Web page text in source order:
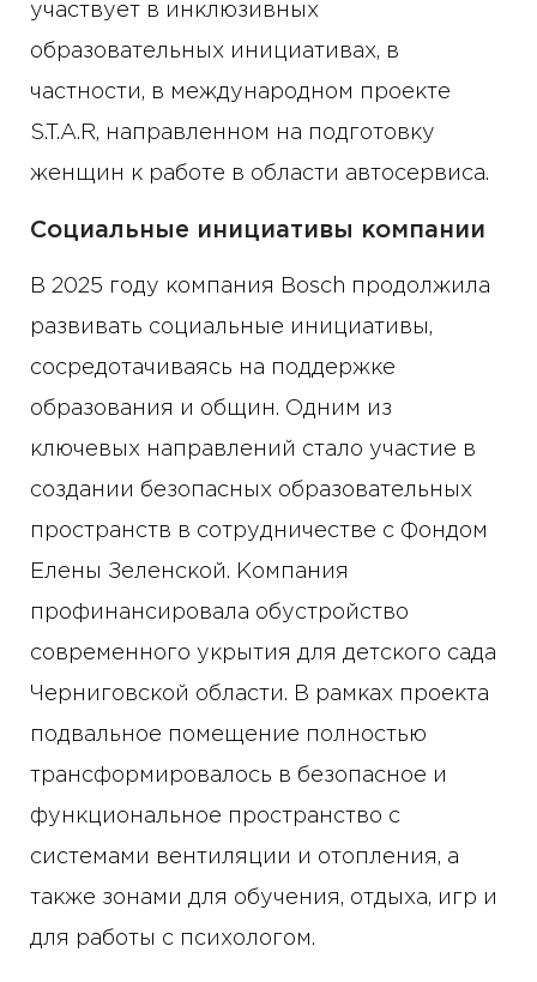
участвует в инклюзивных
образовательных инициативах, в
частности, в международном проекте
S.T.A.R, направленном на подготовку
женщин к работе в области автосервиса.
Социальные инициативы компании
В 2025 году компания Bosch продолжила
развивать социальные инициативы,
сосредотачиваясь на поддержке
образования и общин. Одним из
ключевых направлений стало участие в
создании безопасных образовательных
пространств в сотрудничестве с Фондом
Елены Зеленской. Компания
профинансировала обустройство
современного укрытия для детского сада
Черниговской области. В рамках проекта
подвальное помещение полностью
трансформировалось в безопасное и
функциональное пространство с
системами вентиляции и отопления, а
также зонами для обучения, отдыха, игр и
для работы с психологом.